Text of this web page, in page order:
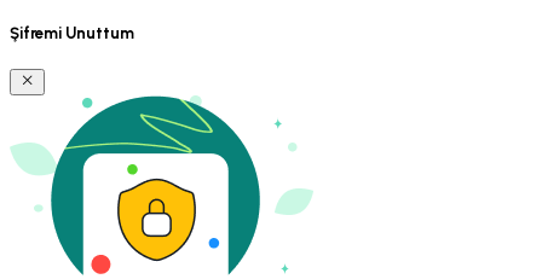
Şifremi Unuttum